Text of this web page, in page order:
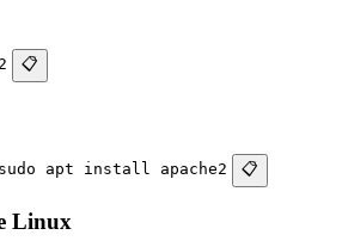
📋
apt install apache2 📋
Linux